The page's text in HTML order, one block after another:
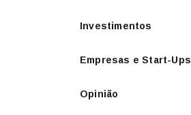
Investimentos
Empresas e Start-Ups
Opinião